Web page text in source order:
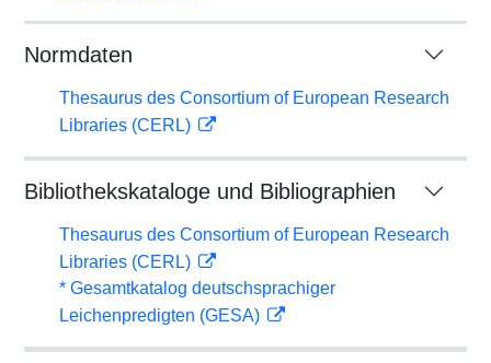
Normdaten
Thesaurus des Consortium of European Research
Libraries (CERL)
Bibliothekskataloge und Bibliographien
Thesaurus des Consortium of European Research
Libraries (CERL)
* Gesamtkatalog deutschsprachiger
Leichenpredigten (GESA)